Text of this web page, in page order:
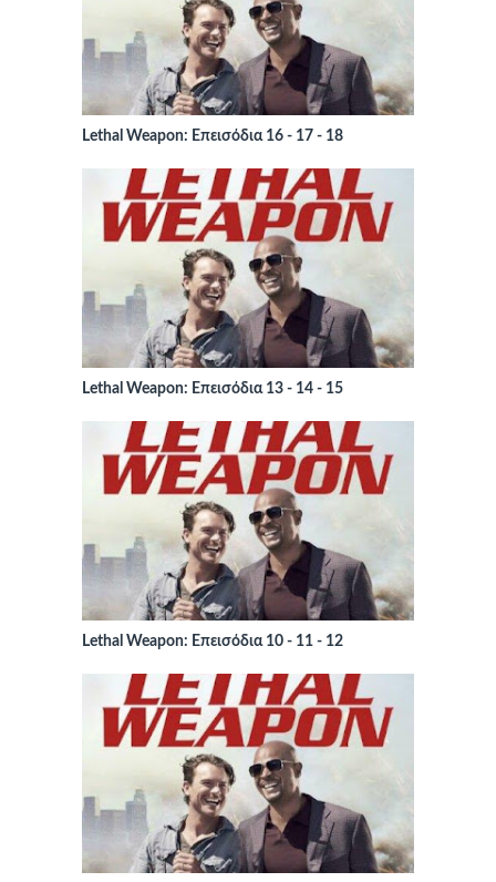
Lethal Weapon: Επεισόδια 16 - 17 - 18
Lethal Weapon: Επεισόδια 13 - 14 - 15
Lethal Weapon: Επεισόδια 10 - 11 - 12